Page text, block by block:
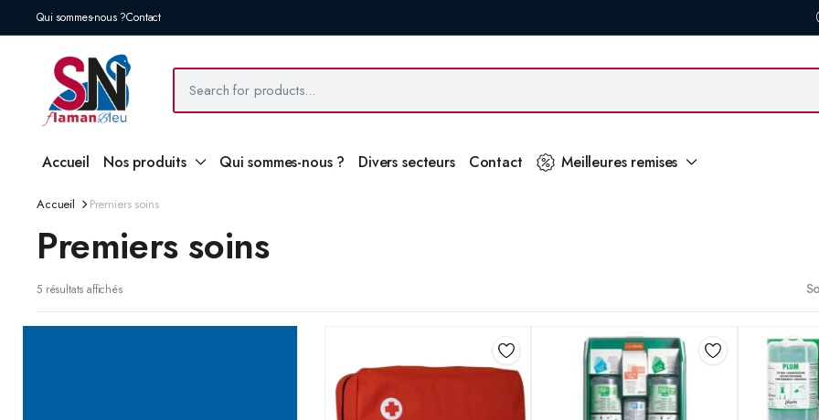
Qui sommes-nous ?Contact
Accueil Nos produits Qui sommes-nous ? Divers secteurs Contact Meilleures remises
Accueil Premiers soins
Premiers soins
5 résultats affichés